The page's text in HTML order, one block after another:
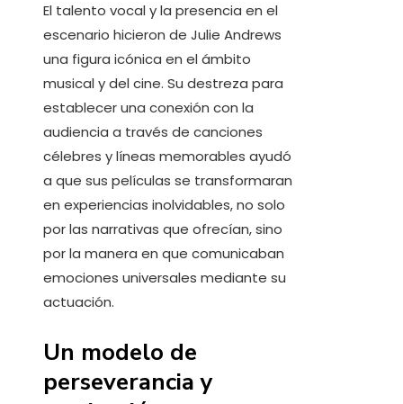
El talento vocal y la presencia en el
escenario hicieron de Julie Andrews
una figura icónica en el ámbito
musical y del cine. Su destreza para
establecer una conexión con la
audiencia a través de canciones
célebres y líneas memorables ayudó
a que sus películas se transformaran
en experiencias inolvidables, no solo
por las narrativas que ofrecían, sino
por la manera en que comunicaban
emociones universales mediante su
actuación.
Un modelo de
perseverancia y